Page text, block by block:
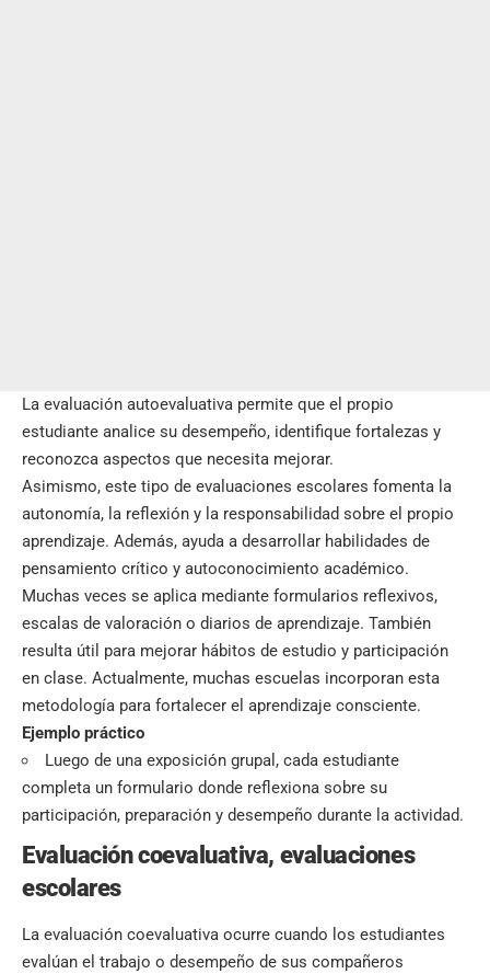
La evaluación autoevaluativa permite que el propio
estudiante analice su desempeño, identifique fortalezas y
reconozca aspectos que necesita mejorar.
Asimismo, este tipo de evaluaciones escolares fomenta la
autonomía, la reflexión y la responsabilidad sobre el propio
aprendizaje. Además, ayuda a desarrollar habilidades de
pensamiento crítico y autoconocimiento académico.
Muchas veces se aplica mediante formularios reflexivos,
escalas de valoración o diarios de aprendizaje. También
resulta útil para mejorar hábitos de estudio y participación
en clase. Actualmente, muchas escuelas incorporan esta
metodología para fortalecer el aprendizaje consciente.
Ejemplo práctico
Luego de una exposición grupal, cada estudiante
completa un formulario donde reflexiona sobre su
participación, preparación y desempeño durante la actividad.
Evaluación coevaluativa, evaluaciones
escolares
La evaluación coevaluativa ocurre cuando los estudiantes
evalúan el trabajo o desempeño de sus compañeros